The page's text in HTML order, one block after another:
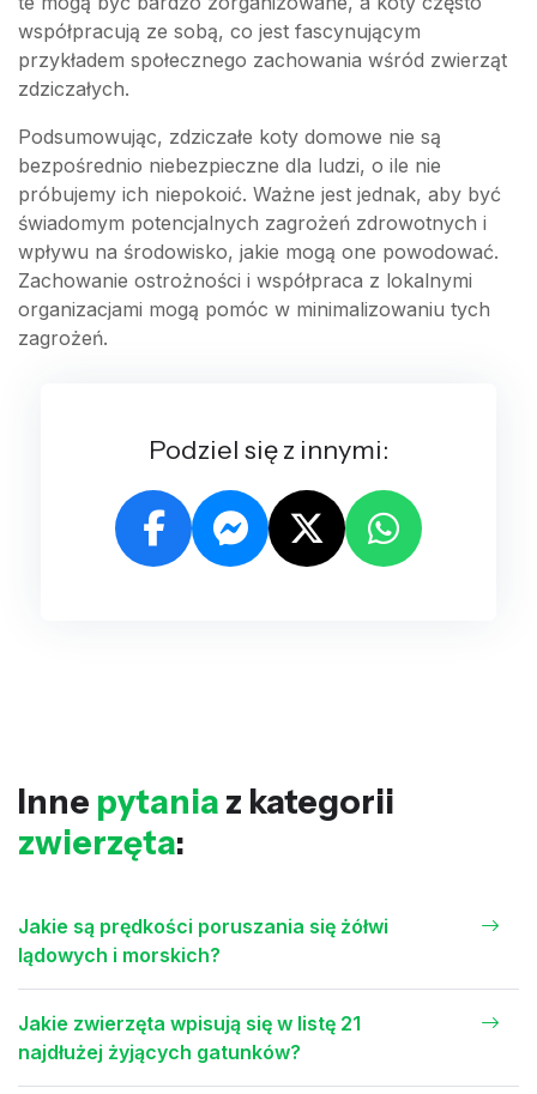
współpracują ze sobą, co jest fascynującym
przykładem społecznego zachowania wśród zwierząt
zdziczałych.
Podsumowując, zdziczałe koty domowe nie są
bezpośrednio niebezpieczne dla ludzi, o ile nie
próbujemy ich niepokoić. Ważne jest jednak, aby być
świadomym potencjalnych zagrożeń zdrowotnych i
wpływu na środowisko, jakie mogą one powodować.
Zachowanie ostrożności i współpraca z lokalnymi
organizacjami mogą pomóc w minimalizowaniu tych
zagrożeń.
Podziel się z innymi:
Inne pytania z kategorii
zwierzęta:
Jakie są prędkości poruszania się żółwi
lądowych i morskich?
Jakie zwierzęta wpisują się w listę 21
najdłużej żyjących gatunków?